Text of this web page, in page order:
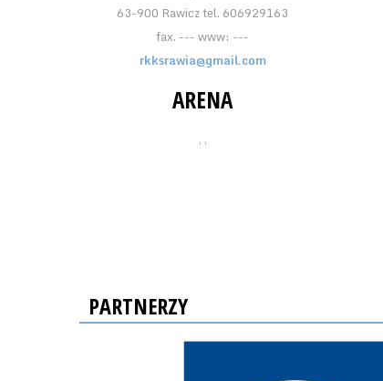
63-900 Rawicz tel. 606929163
fax. --- www: ---
rkksrawia@gmail.com
ARENA
, ,
PARTNERZY